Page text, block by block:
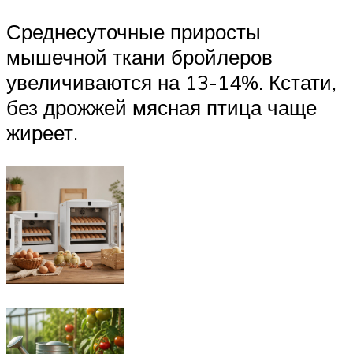
Среднесуточные приросты
мышечной ткани бройлеров
увеличиваются на 13-14%. Кстати,
без дрожжей мясная птица чаще
жиреет.